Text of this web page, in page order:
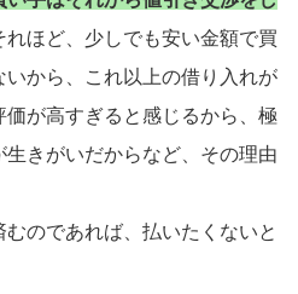
れほど、少しでも安い金額で買
から、これ以上の借り入れが
が高すぎると感じるから、極
生きがいだからなど、その理由
のであれば、払いたくないと